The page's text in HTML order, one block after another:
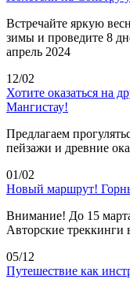
Встречайте яркую
зимы и проведите 8
апрель 2024
12/02
Хотите оказаться на
Мангистау!
Предлагаем
пейзажи и древние
01/02
Новый маршрут!
Внимание! До 15
Авторские треккинги
05/12
Путешествие как